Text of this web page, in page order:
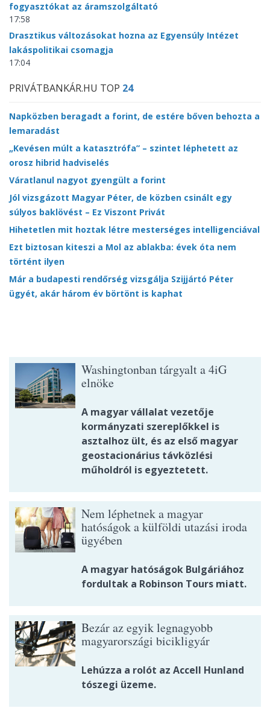
fogyasztókat az áramszolgáltató
17:58
Drasztikus változásokat hozna az Egyensúly Intézet
lakáspolitikai csomagja
17:04
PRIVÁTBANKÁR.HU TOP 24
Napközben beragadt a forint, de estére bőven behozta a
lemaradást
„Kevésen múlt a katasztrófa” – szintet léphetett az
orosz hibrid hadviselés
Váratlanul nagyot gyengült a forint
Jól vizsgázott Magyar Péter, de közben csinált egy
súlyos baklövést – Ez Viszont Privát
Hihetetlen mit hoztak létre mesterséges intelligenciával
Ezt biztosan kiteszi a Mol az ablakba: évek óta nem
történt ilyen
Már a budapesti rendőrség vizsgálja Szijjártó Péter
ügyét, akár három év börtönt is kaphat
Washingtonban tárgyalt a 4iG
elnöke
A magyar vállalat vezetője
kormányzati szereplőkkel is
asztalhoz ült, és az első magyar
geostacionárius távközlési
műholdról is egyeztetett.
Nem léphetnek a magyar
hatóságok a külföldi utazási iroda
ügyében
A magyar hatóságok Bulgáriához
fordultak a Robinson Tours miatt.
Bezár az egyik legnagyobb
magyarországi bicikligyár
Lehúzza a rolót az Accell Hunland
tószegi üzeme.